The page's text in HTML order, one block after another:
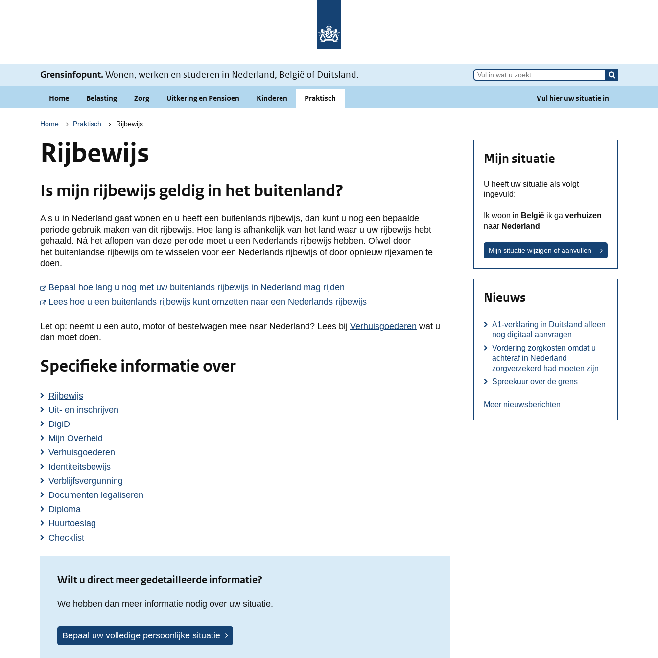
Naar de homepage Mijn situatie van Grensinfopunt
Grensinfopunt.Wonen, werken en studeren in Nederland, België of Duitsland.
Home Belasting Zorg Uitkering en Pensioen Kinderen Praktisch Vul hier uw situatie in
Kruimelpad
Home Praktisch Rijbewijs
Rijbewijs
Is mijn rijbewijs geldig in het buitenland?
Als u in Nederland gaat wonen en u heeft een buitenlands rijbewijs, dan kunt u nog een bepaalde
periode gebruik maken van dit rijbewijs. Hoe lang is afhankelijk van het land waar u uw rijbewijs hebt
gehaald. Ná het aflopen van deze periode moet u een Nederlands rijbewijs hebben. Ofwel door
het buitenlandse rijbewijs om te wisselen voor een Nederlands rijbewijs of door opnieuw rijexamen te
doen.
Bepaal hoe lang u nog met uw buitenlands rijbewijs in Nederland mag rijden
Lees hoe u een buitenlands rijbewijs kunt omzetten naar een Nederlands rijbewijsU gaat naar een externe site. Deze opent in een nieuw venster.
Let op: neemt u een auto, motor of bestelwagen mee naar Nederland? Lees bij Verhuisgoederen wat u
dan moet doen.
Specifieke informatie over
Rijbewijs
Uit- en inschrijven
DigiD
Mijn Overheid
Verhuisgoederen
Identiteitsbewijs
Verblijfsvergunning
Documenten legaliseren
Diploma
Huurtoeslag
Checklist
Wilt u direct meer gedetailleerde informatie?
We hebben dan meer informatie nodig over uw situatie.
Bepaal uw volledige persoonlijke situatie
Mijn situatie
U heeft uw situatie als volgt
ingevuld:
Ik woon in België ik ga verhuizen
naar Nederland
Mijn situatie wijzigen of aanvullen
Nieuws
A1-verklaring in Duitsland alleen
nog digitaal aanvragen
Vordering zorgkosten omdat u
achteraf in Nederland
zorgverzekerd had moeten zijn
Spreekuur over de grens
Meer nieuwsberichten